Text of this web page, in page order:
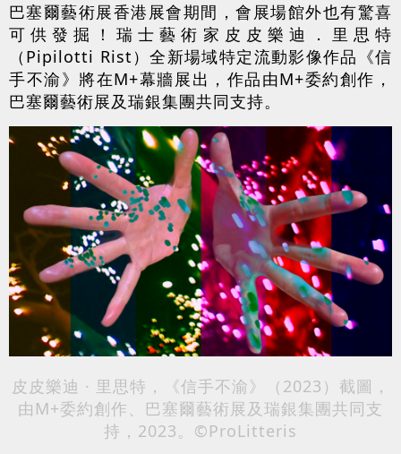
巴塞爾藝術展香港展會期間，會展場館外也有驚喜
可供發掘！瑞士藝術家皮皮樂迪．里思特
（Pipilotti Rist）全新場域特定流動影像作品《信
手不渝》將在M+幕牆展出，作品由M+委約創作，
巴塞爾藝術展及瑞銀集團共同支持。
皮皮樂迪 · 里思特，《信手不渝》（2023）截圖，
由M+委約創作、巴塞爾藝術展及瑞銀集團共同支
持，2023。©ProLitteris